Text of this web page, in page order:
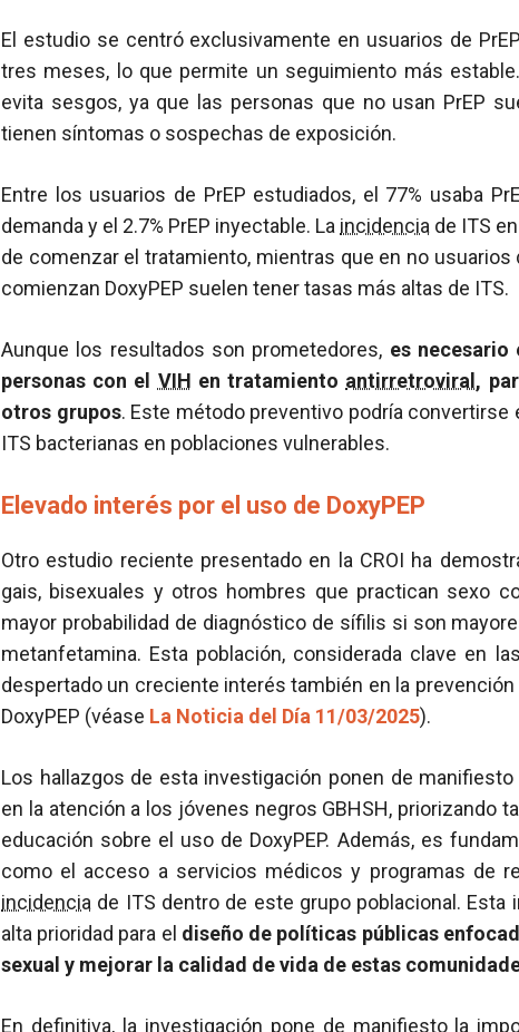
El estudio se centró exclusivamente en usuarios de
tres meses, lo que permite un seguimiento más
evita sesgos, ya que las personas que no usan PrEP
tienen síntomas o sospechas de exposición.
Entre los usuarios de PrEP estudiados, el 77% usaba
demanda y el 2.7% PrEP inyectable. La incidencia de ITS
de comenzar el tratamiento, mientras que en no
comienzan DoxyPEP suelen tener tasas más altas de ITS.
Aunque los resultados son prometedores, es necesario
personas con el VIH en tratamiento antirretroviral ,
otros grupos. Este método preventivo podría convertirse
ITS bacterianas en poblaciones vulnerables.
Elevado interés por el uso de DoxyPEP
Otro estudio reciente presentado en la CROI ha
gais, bisexuales y otros hombres que practican sexo
mayor probabilidad de diagnóstico de sífilis si son
metanfetamina. Esta población, considerada clave en
despertado un creciente interés también en la
DoxyPEP (véase La Noticia del Día 11/03/2025).
Los hallazgos de esta investigación ponen de
en la atención a los jóvenes negros GBHSH, priorizando
educación sobre el uso de DoxyPEP. Además, es
como el acceso a servicios médicos y programas de
incidencia de ITS dentro de este grupo poblacional.
alta prioridad para el diseño de políticas públicas
sexual y mejorar la calidad de vida de estas
En definitiva, la investigación pone de manifiesto la